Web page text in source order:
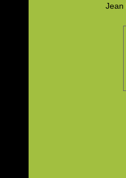
Jean